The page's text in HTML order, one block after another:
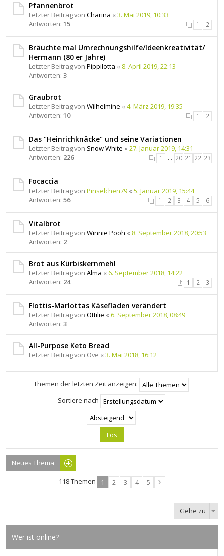
Pfannenbrot
Letzter Beitrag von Charina « 3. Mai 2019, 10:33
Antworten: 15 1 2
Bräuchte mal Umrechnungshilfe/Ideenkreativität/
Hermann (80 er Jahre)
Letzter Beitrag von Pippilotta « 8. April 2019, 22:13
Antworten: 3
Graubrot
Letzter Beitrag von Wilhelmine « 4. März 2019, 19:35
Antworten: 10 1 2
Das "Heinrichknäcke" und seine Variationen
Letzter Beitrag von Snow White « 27. Januar 2019, 14:31
Antworten: 226 1 … 20 21 22 23
Focaccia
Letzter Beitrag von Pinselchen79 « 5. Januar 2019, 15:44
Antworten: 56 1 2 3 4 5 6
Vitalbrot
Letzter Beitrag von Winnie Pooh « 8. September 2018, 20:53
Antworten: 2
Brot aus Kürbiskernmehl
Letzter Beitrag von Alma « 6. September 2018, 14:22
Antworten: 24 1 2 3
Flottis-Marlottas Käsefladen verändert
Letzter Beitrag von Ottilie « 6. September 2018, 08:49
Antworten: 3
All-Purpose Keto Bread
Letzter Beitrag von Ove « 3. Mai 2018, 16:12
Themen der letzten Zeit anzeigen:
Sortiere nach
Neues Thema
118 Themen 1 2 3 4 5
Gehe zu
Wer ist online?